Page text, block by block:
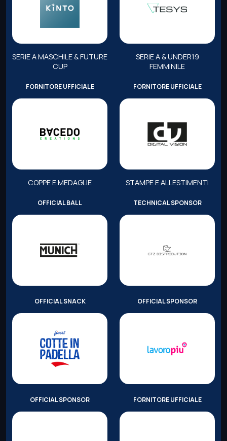
SERIE A MASCHILE & FUTURE
CUP
SERIE A & UNDER19
FEMMINILE
FORNITORE UFFICIALE
COPPE E MEDAGLIE
FORNITORE UFFICIALE
STAMPE E ALLESTIMENTI
OFFICIAL BALL TECHNICAL SPONSOR
OFFICIAL SNACK OFFICIAL SPONSOR
OFFICIAL SPONSOR FORNITORE UFFICIALE